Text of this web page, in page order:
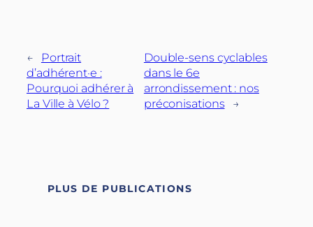
←
Portrait
d’adhérent·e :
Pourquoi adhérer à
La Ville à Vélo ?
Double-sens cyclables
dans le 6e
arrondissement : nos
préconisations
→
PLUS DE PUBLICATIONS